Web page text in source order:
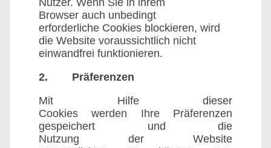
Nutzer. Wenn Sie in ihrem
Browser auch unbedingt
erforderliche Cookies blockieren, wird
die Website voraussichtlich nicht
einwandfrei funktionieren.
2. Präferenzen
Mit Hilfe dieser
Cookies werden Ihre Präferenzen
gespeichert und die
Nutzung der Website